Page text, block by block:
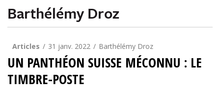
Barthélémy Droz
Articles 31 janv. 2022 Barthélémy Droz
UN PANTHÉON SUISSE MÉCONNU : LE
TIMBRE-POSTE